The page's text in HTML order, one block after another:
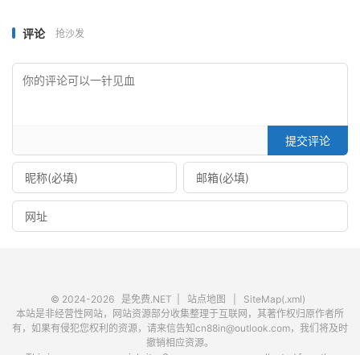
├──
第51集.
├── 第53集.mp4 48.20M
├── 第54集.mp4 45.76M
├── 第58集.mp4 24.85M
├──
第 59
├── 第 60集.
├── 第61集.mp4 42.41M
├──
第 66 集. mp4
40.71M
├── 第67集.mp4 55.51M
├──
第68集.mp4 84.11M
44.99M
评论 抢沙发
提交评论
© 2024-2026 是免费.NET 站点地图
SiteMap(.xml)
本站是非经营性网站，网站资源部分收集整理于互联网，其著作权归原作者所
有，如果有侵犯您权利的资源，请来信告知cn88in@outlook.com，我们将及时
撤销相应资源。